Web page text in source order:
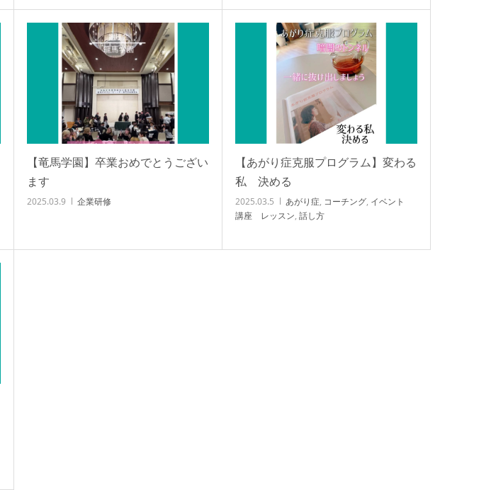
【竜馬学園】卒業おめでとうござい
ます
2025.03.9 企業研修
【あがり症克服プログラム】変わる
私 決める
2025.03.5 あがり症, コーチング, イベント
講座 レッスン, 話し方